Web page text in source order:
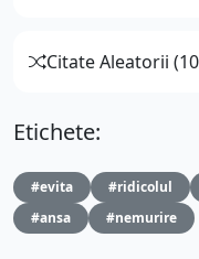
Citate Aleatorii
Etichete:
#evita #ridicolul
#ansa
#nemurire